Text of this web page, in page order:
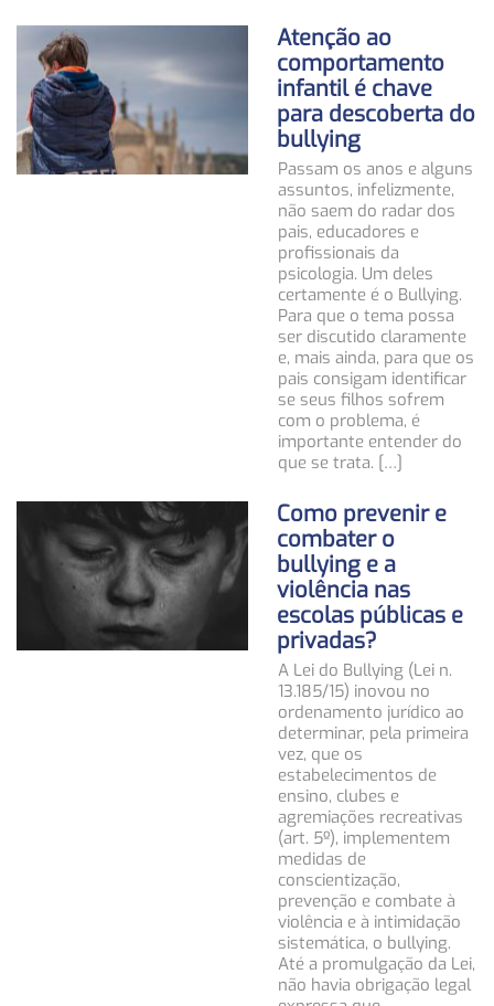
Atenção ao
comportamento
infantil é chave
para descoberta do
bullying
Passam os anos e alguns
assuntos, infelizmente,
não saem do radar dos
pais, educadores e
profissionais da
psicologia. Um deles
certamente é o Bullying.
Para que o tema possa
ser discutido claramente
e, mais ainda, para que os
pais consigam identificar
se seus filhos sofrem
com o problema, é
importante entender do
que se trata. […]
Como prevenir e
combater o
bullying e a
violência nas
escolas públicas e
privadas?
A Lei do Bullying (Lei n.
13.185/15) inovou no
ordenamento jurídico ao
determinar, pela primeira
vez, que os
estabelecimentos de
ensino, clubes e
agremiações recreativas
(art. 5º), implementem
medidas de
conscientização,
prevenção e combate à
violência e à intimidação
sistemática, o bullying.
Até a promulgação da Lei,
não havia obrigação legal